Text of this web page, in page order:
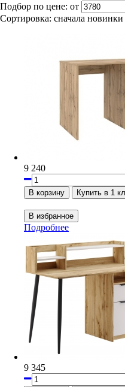
Подбор по цене: от
Сортировка: сначала новинки
9 240
Подробнее
9 345